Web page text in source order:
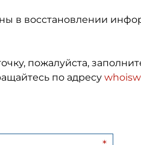
в восстановлении
пожалуйста,
по адресу